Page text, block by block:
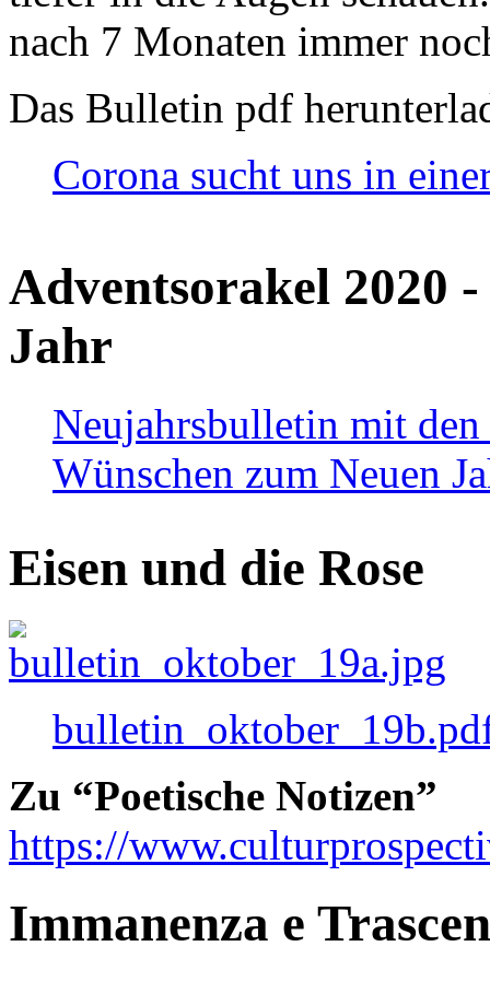
nach 7 Monaten immer
Das Bulletin pdf
Corona sucht uns in
Adventsorakel 2020
Jahr
Neujahrsbulletin mit den
Wünschen zum Neuen
Eisen und die Rose
Zu “Poetische Notizen”
https://
Immanenza e